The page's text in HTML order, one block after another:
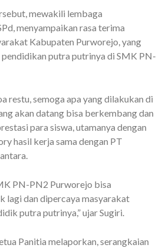
mewakili lembaga
menyampaikan rasa terima
Kabupaten Purworejo, yang
putra putrinya di SMK PN-
restu, semoga apa yang dilakukan di
akan datang bisa berkembang dan
para siswa, utamanya dengan
hasil kerja sama dengan PT
PN-PN2 Purworejo bisa
lagi dan dipercaya masyarakat
putra putrinya,” ujar Sugiri.
Panitia melaporkan, serangkaian